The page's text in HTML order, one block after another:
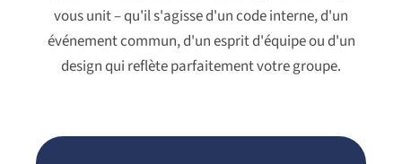
vous unit – qu'il s'agisse d'un code interne, d'un
événement commun, d'un esprit d'équipe ou d'un
design qui reflète parfaitement votre groupe.